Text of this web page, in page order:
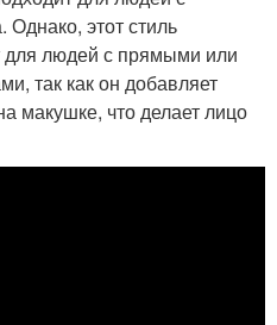
этот стиль
людей с прямыми или
так как он добавляет
макушке, что делает лицо